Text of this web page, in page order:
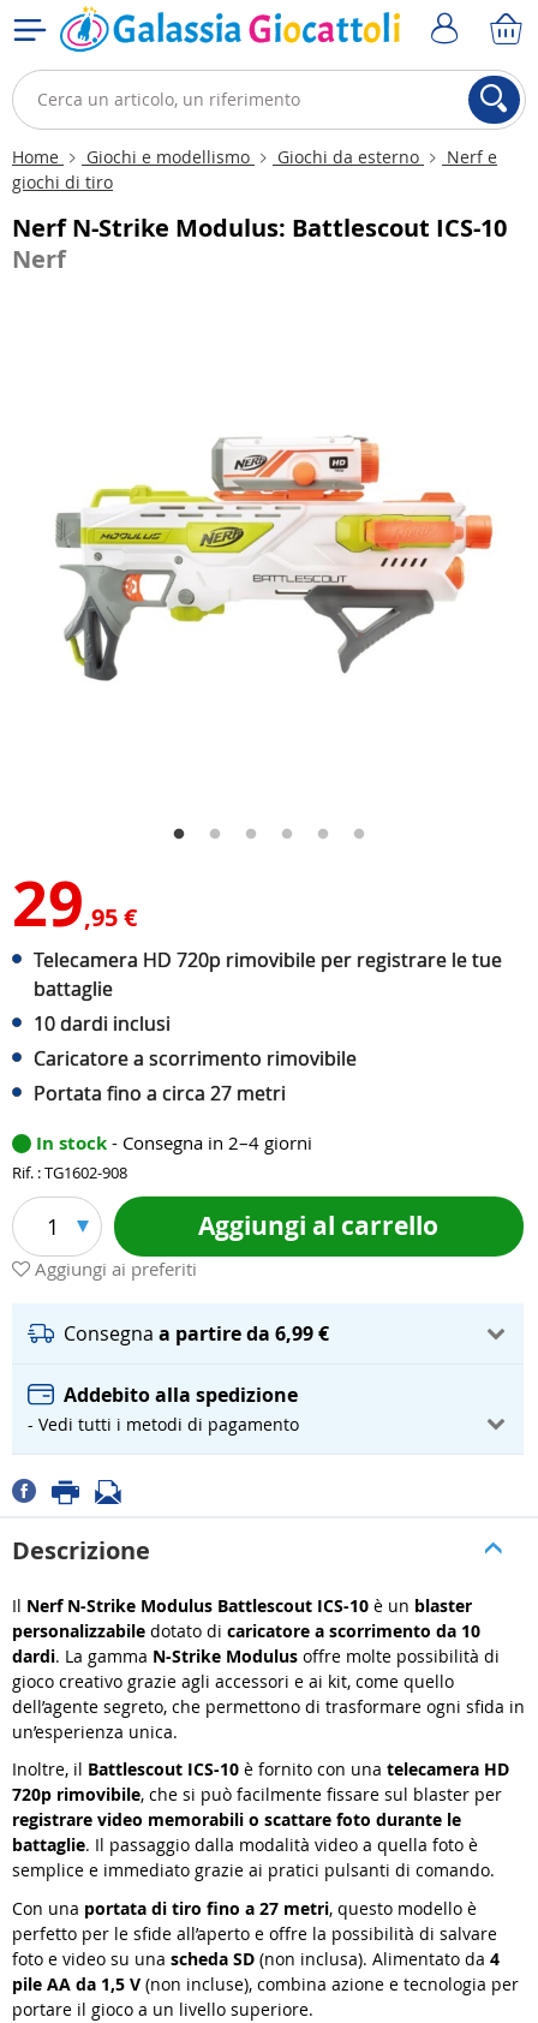
Home Giochi e modellismo Giochi da esterno
Nerf e
giochi di tiro
Nerf N-Strike Modulus: Battlescout ICS-10
Nerf
29,95 €
Telecamera HD 720p rimovibile per registrare le tue
battaglie
10 dardi inclusi
Caricatore a scorrimento rimovibile
Portata fino a circa 27 metri
In stock - Consegna in 2–4 giorni
Rif. : TG1602-908
1 Aggiungi al carrello
Aggiungi ai preferiti
Consegna a partire da 6,99 €
Addebito alla spedizione
- Vedi tutti i metodi di pagamento
Descrizione
Il Nerf N-Strike Modulus Battlescout ICS-10 è un blaster
personalizzabile dotato di caricatore a scorrimento da 10
dardi. La gamma N-Strike Modulus offre molte possibilità di
gioco creativo grazie agli accessori e ai kit, come quello
dell’agente segreto, che permettono di trasformare ogni sfida in
un’esperienza unica.
Inoltre, il Battlescout ICS-10 è fornito con una telecamera HD
720p rimovibile, che si può facilmente fissare sul blaster per
registrare video memorabili o scattare foto durante le
battaglie. Il passaggio dalla modalità video a quella foto è
semplice e immediato grazie ai pratici pulsanti di comando.
Con una portata di tiro fino a 27 metri, questo modello è
perfetto per le sfide all’aperto e offre la possibilità di salvare
foto e video su una scheda SD (non inclusa). Alimentato da 4
pile AA da 1,5 V (non incluse), combina azione e tecnologia per
portare il gioco a un livello superiore.